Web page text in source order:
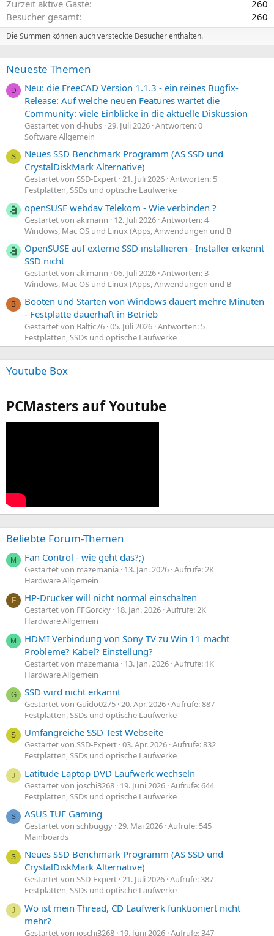
Zurzeit aktive Gäste
260
Besucher gesamt
260
Die Summen können auch versteckte Besucher enthalten.
Neueste Themen
D
Neu: die FreeCAD Version 1.1.3 - ein reines Bugfix-
Release: Auf welche neuen Features wartet die
Community: viele Einblicke in die aktuelle Diskussion
Gestartet von d-hubs 29. Juli 2026 Antworten: 0
Software Allgemein
S
Neues SSD Benchmark Programm (AS SSD und
CrystalDiskMark Alternative)
Gestartet von SSD-Expert 21. Juli 2026 Antworten: 5
Festplatten, SSDs und optische Laufwerke
openSUSE webdav Telekom - Wie verbinden ?
Gestartet von akimann 12. Juli 2026 Antworten: 4
Windows, Mac OS und Linux (Apps, Anwendungen und B
OpenSUSE auf externe SSD installieren - Installer erkennt
SSD nicht
Gestartet von akimann 06. Juli 2026 Antworten: 3
Windows, Mac OS und Linux (Apps, Anwendungen und B
B
Booten und Starten von Windows dauert mehre Minuten
- Festplatte dauerhaft in Betrieb
Gestartet von Baltic76 05. Juli 2026 Antworten: 5
Festplatten, SSDs und optische Laufwerke
Youtube Box
PCMasters auf Youtube
Beliebte Forum-Themen
M Fan Control - wie geht das?;)
Gestartet von mazemania 13. Jan. 2026 Aufrufe: 2K
Hardware Allgemein
F HP-Drucker will nicht normal einschalten
Gestartet von FFGorcky 18. Jan. 2026 Aufrufe: 2K
Hardware Allgemein
M
HDMI Verbindung von Sony TV zu Win 11 macht
Probleme? Kabel? Einstellung?
Gestartet von mazemania 13. Jan. 2026 Aufrufe: 1K
Hardware Allgemein
G SSD wird nicht erkannt
Gestartet von Guido0275 20. Apr. 2026 Aufrufe: 887
Festplatten, SSDs und optische Laufwerke
S Umfangreiche SSD Test Webseite
Gestartet von SSD-Expert 03. Apr. 2026 Aufrufe: 832
Festplatten, SSDs und optische Laufwerke
J Latitude Laptop DVD Laufwerk wechseln
Gestartet von joschi3268 19. Juni 2026 Aufrufe: 644
Festplatten, SSDs und optische Laufwerke
S ASUS TUF Gaming
Gestartet von schbuggy 29. Mai 2026 Aufrufe: 545
Mainboards
S
Neues SSD Benchmark Programm (AS SSD und
CrystalDiskMark Alternative)
Gestartet von SSD-Expert 21. Juli 2026 Aufrufe: 387
Festplatten, SSDs und optische Laufwerke
J
Wo ist mein Thread, CD Laufwerk funktioniert nicht
mehr?
Gestartet von joschi3268 19. Juni 2026 Aufrufe: 347